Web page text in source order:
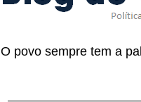
O povo sempre tem a